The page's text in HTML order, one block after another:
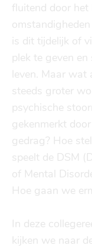
finances
health
housing
trash
Housing
health
financial
Finances
fluitend door het
is dit tijdelijk of
plek te geven
leven. Maar
steeds groter
psychische
gekenmerkt
gedrag? Hoe
speelt de DSM
of Mental
Hoe gaan we
In deze
kijken we naar